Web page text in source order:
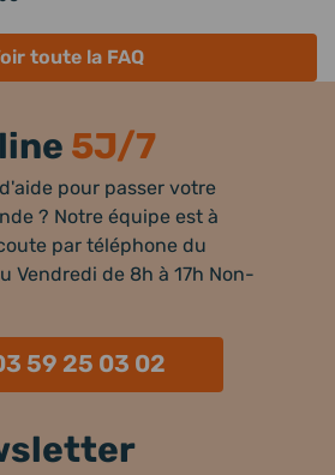
toute la FAQ
5J/7
pour passer votre
? Notre équipe est à
par téléphone du
Vendredi de 8h à 17h Non-
59 25 03 02